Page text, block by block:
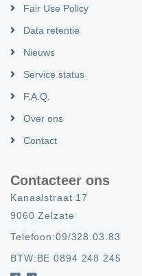
Fair Use Policy
Data retentie
Nieuws
Service status
F.A.Q.
Over ons
Contact
Contacteer ons
Kanaalstraat 17
9060 Zelzate
Telefoon:09/328.03.83
BTW:BE 0894 248 245